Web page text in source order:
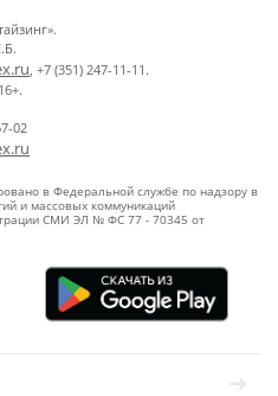
, +7 (351) 247-11-11.
02
в Федеральной службе по надзору в
и массовых коммуникаций
СМИ ЭЛ № ФС 77 - 70345 от